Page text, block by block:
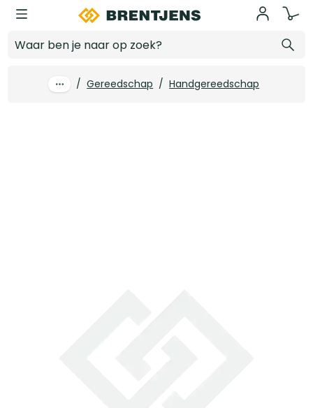
Ga naar hoofdinhoud
/ Gereedschap / Handgereedschap
Log in voor prijzen